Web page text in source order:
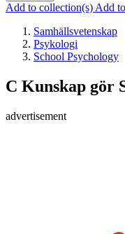
Add to collection(s) Add
Samhällsvetenskap
Psykologi
School Psychology
C Kunskap gör
advertisement